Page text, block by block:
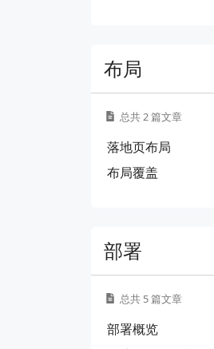
布局
总共 2 篇文章
落地页布局
布局覆盖
部署
总共 5 篇文章
部署概览